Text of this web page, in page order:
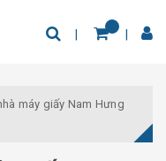
máy giấy Nam Hưng